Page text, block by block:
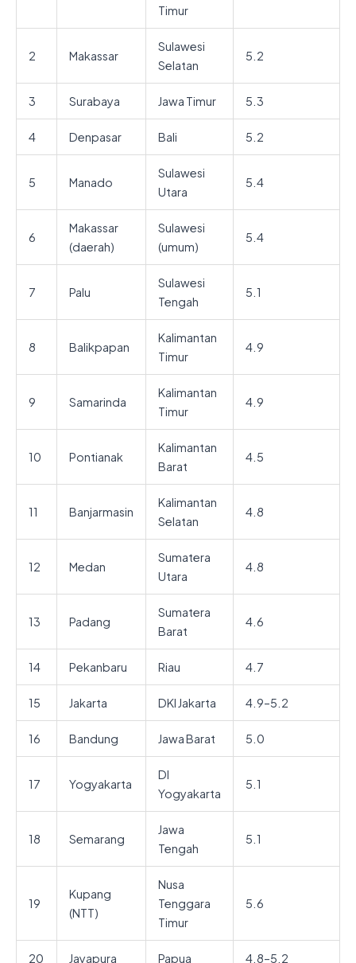
Timur
2 Makassar
Sulawesi
Selatan
5.2
3 Surabaya Jawa Timur 5.3
4 Denpasar Bali 5.2
5 Manado
Sulawesi
Utara
5.4
6
Makassar
(daerah)
Sulawesi
(umum)
5.4
7 Palu
Sulawesi
Tengah
5.1
8 Balikpapan
Kalimantan
Timur
4.9
9 Samarinda
Kalimantan
Timur
4.9
10 Pontianak
Kalimantan
Barat
4.5
11 Banjarmasin
Kalimantan
Selatan
4.8
12 Medan
Sumatera
Utara
4.8
13 Padang
Sumatera
Barat
4.6
14 Pekanbaru Riau 4.7
15 Jakarta DKI Jakarta 4.9–5.2
16 Bandung Jawa Barat 5.0
17 Yogyakarta
DI
Yogyakarta
5.1
18 Semarang
Jawa
Tengah
5.1
19
Kupang
(NTT)
Nusa
Tenggara
Timur
5.6
20 Jayapura Papua 4.8–5.2